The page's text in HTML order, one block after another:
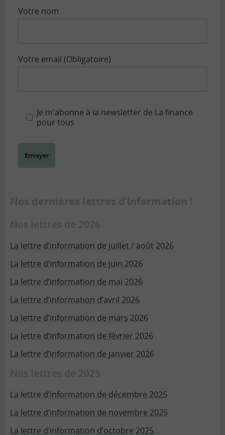
Votre nom
Votre email (Obligatoire)
Je m'abonne à la newsletter de La finance
pour tous
Nos dernières lettres d’information !
Nos lettres de 2026
La lettre d’information de juillet / août 2026
La lettre d’information de juin 2026
La lettre d’information de mai 2026
La lettre d’information d’avril 2026
La lettre d’information de mars 2026
La lettre d’information de février 2026
La lettre d’information de janvier 2026
Nos lettres de 2025
La lettre d’information de décembre 2025
La lettre d’information de novembre 2025
La lettre d’information d’octobre 2025